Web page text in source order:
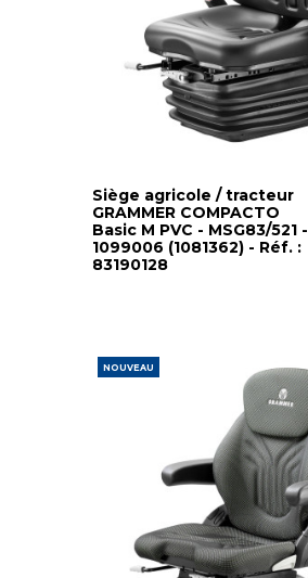
Siège agricole / tracteur
GRAMMER COMPACTO
Basic M PVC - MSG83/521 -
1099006 (1081362) - Réf. :
83190128
NOUVEAU